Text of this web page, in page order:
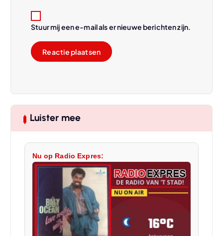
Stuur mij een e-mail als er nieuwe berichten zijn.
Luister mee
Nu op Radio Expres: